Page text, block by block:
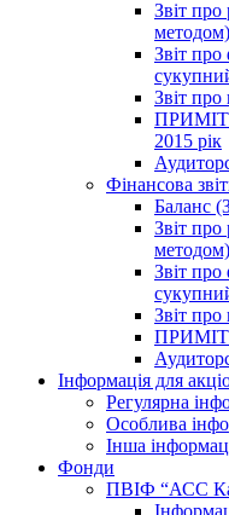
Звіт
Звіт про
Звіт про
2015 рік
Фінансова
Баланс
Звіт
Звіт про
Звіт про
Інформація для
Регулярна
Особлива
Інша
Фонди
ПВІФ “АСС